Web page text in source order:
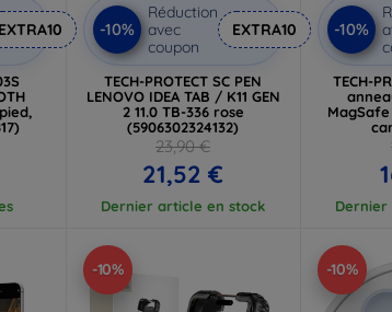
EXTRA10 -10%
Réduction
avec
coupon
EXTRA10
TECH-PROTECT SC PEN
LENOVO IDEA TAB / K11 GEN
2 11.0 TB-336 rose
(5906302324132)
23,90 €
21,52 €
Dernier article en stock
-10%
TECH-
-10% -10%